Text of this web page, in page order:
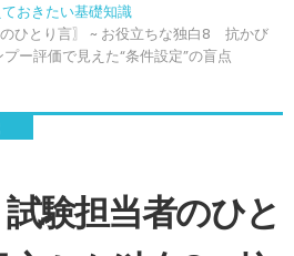
おきたい基礎知識
ひとり言〗 ~ お役立ちな独白8 抗かび
ー評価で見えた“条件設定”の盲点
験担当者のひと